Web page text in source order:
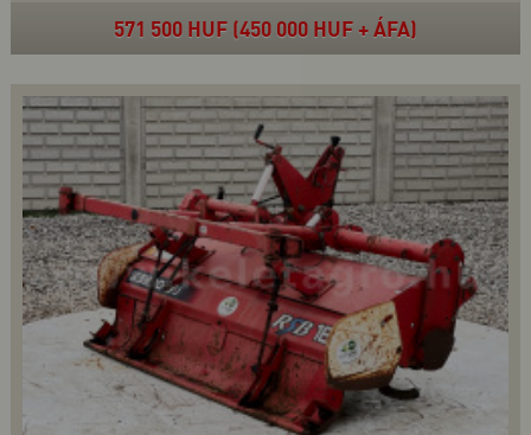
571 500 HUF (450 000 HUF + ÁFA)